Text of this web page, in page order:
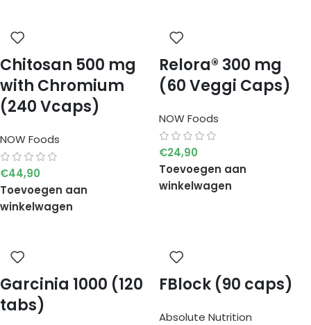
Chitosan 500 mg
with Chromium
(240 Vcaps)
NOW Foods
€44,90
Toevoegen aan
winkelwagen
Relora® 300 mg
(60 Veggi Caps)
NOW Foods
€24,90
Toevoegen aan
winkelwagen
Garcinia 1000 (120
tabs)
FBlock (90 caps)
Absolute Nutrition